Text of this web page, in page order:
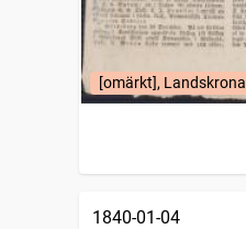
[omärkt], Landskrona
1840-01-04